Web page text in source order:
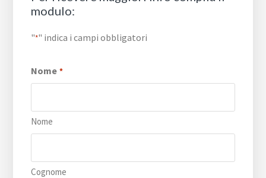
modulo:
"*" indica i campi obbligatori
Nome *
Nome
Cognome